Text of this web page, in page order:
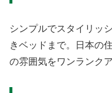
シンプルでスタイリッ
きベッドまで。日本の
の雰囲気をワンランク